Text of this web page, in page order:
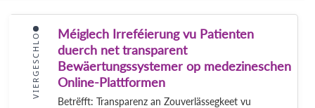
VIERGESCHLO
Méiglech Irreféierung vu Patienten
duerch net transparent
Bewäertungssystemer op medezineschen
Online-Plattformen
Betrëfft: Transparenz an Zouverlässegkeet vu